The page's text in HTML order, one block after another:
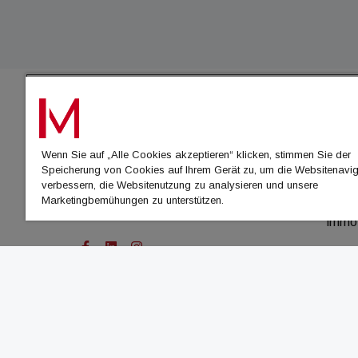
Wenn Sie auf „Alle Cookies akzeptieren“ klicken, stimmen Sie der
Speicherung von Cookies auf Ihrem Gerät zu, um die
verbessern, die Websitenutzung zu analysieren und unsere
Marketingbemühungen zu unterstützen.